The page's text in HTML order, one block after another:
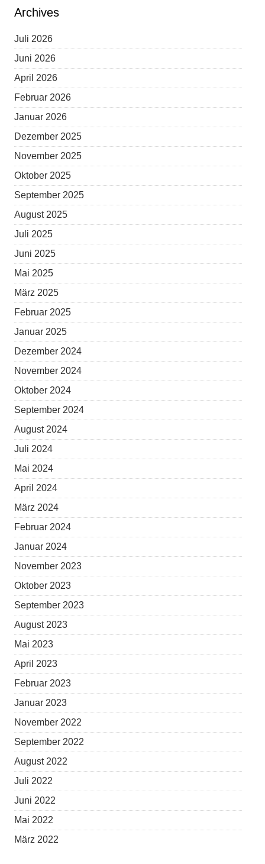
Archives
Juli 2026
Juni 2026
April 2026
Februar 2026
Januar 2026
Dezember 2025
November 2025
Oktober 2025
September 2025
August 2025
Juli 2025
Juni 2025
Mai 2025
März 2025
Februar 2025
Januar 2025
Dezember 2024
November 2024
Oktober 2024
September 2024
August 2024
Juli 2024
Mai 2024
April 2024
März 2024
Februar 2024
Januar 2024
November 2023
Oktober 2023
September 2023
August 2023
Mai 2023
April 2023
Februar 2023
Januar 2023
November 2022
September 2022
August 2022
Juli 2022
Juni 2022
Mai 2022
März 2022